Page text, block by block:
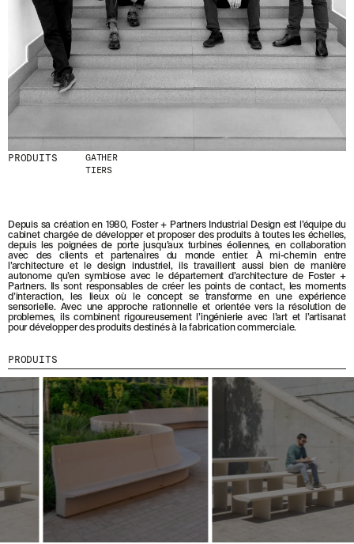
PRODUITS
GATHER
TIERS
Depuis sa création en 1980, Foster + Partners Industrial Design est l’équipe du
cabinet chargée de développer et proposer des produits à toutes les échelles,
depuis les poignées de porte jusqu’aux turbines éoliennes, en collaboration
avec des clients et partenaires du monde entier. À mi-chemin entre
l’architecture et le design industriel, ils travaillent aussi bien de manière
autonome qu’en symbiose avec le département d’architecture de Foster +
Partners. Ils sont responsables de créer les points de contact, les moments
d’interaction, les lieux où le concept se transforme en une expérience
sensorielle. Avec une approche rationnelle et orientée vers la résolution de
problemes, ils combinent rigoureusement l’ingénierie avec l’art et l’artisanat
pour développer des produits destinés à la fabrication commerciale.
PRODUITS
MENU
NOUS
PROJETS
DESIGNERS
STORIES
CONTACT
TÉLÉCHARGEMENTS
RRSS
IG
VIMEO
LÉGAL
MENTIONS LÉGALES
CONFIDENTIALITÉ
CANAL ÉTHIQUE
CRÉDITS